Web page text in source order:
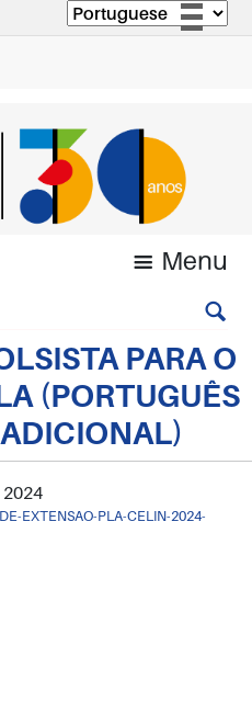
Acesso à informação
Legislação
Canais
Menu
PARA O
(PORTUGUÊS
2024
EXTENSAO-PLA-CELIN-2024-